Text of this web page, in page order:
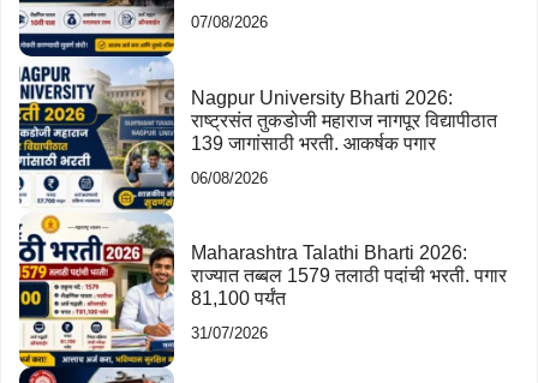
07/08/2026
Nagpur University Bharti 2026:
राष्ट्रसंत तुकडोजी महाराज नागपूर विद्यापीठात
139 जागांसाठी भरती. आकर्षक पगार
06/08/2026
Maharashtra Talathi Bharti 2026:
राज्यात तब्बल 1579 तलाठी पदांची भरती. पगार
81,100 पर्यंत
31/07/2026